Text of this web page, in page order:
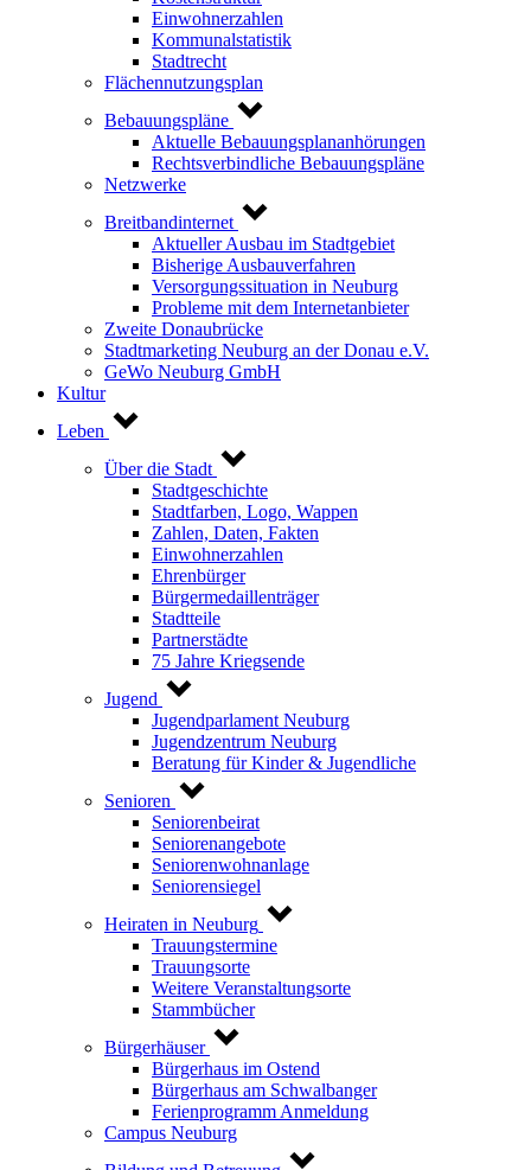
Einwohnerzahlen
Kommunalstatistik
Stadtrecht
Flächennutzungsplan
Bebauungspläne
Aktuelle Bebauungsplananhörungen
Rechtsverbindliche Bebauungspläne
Netzwerke
Breitbandinternet
Aktueller Ausbau im Stadtgebiet
Bisherige Ausbauverfahren
Versorgungssituation in Neuburg
Probleme mit dem Internetanbieter
Zweite Donaubrücke
Stadtmarketing Neuburg an der Donau e.V.
GeWo Neuburg GmbH
Kultur
Leben
Über die Stadt
Stadtgeschichte
Stadtfarben, Logo, Wappen
Zahlen, Daten, Fakten
Einwohnerzahlen
Ehrenbürger
Bürgermedaillenträger
Stadtteile
Partnerstädte
75 Jahre Kriegsende
Jugend
Jugendparlament Neuburg
Jugendzentrum Neuburg
Beratung für Kinder & Jugendliche
Senioren
Seniorenbeirat
Seniorenangebote
Seniorenwohnanlage
Seniorensiegel
Heiraten in Neuburg
Trauungstermine
Trauungsorte
Weitere Veranstaltungsorte
Stammbücher
Bürgerhäuser
Bürgerhaus im Ostend
Bürgerhaus am Schwalbanger
Ferienprogramm Anmeldung
Campus Neuburg